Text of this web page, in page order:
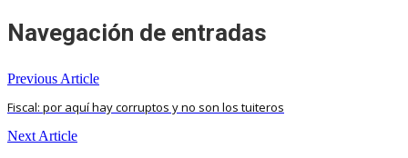
Navegación de entradas
Previous Article
Fiscal: por aquí hay corruptos y no son los tuiteros
Next Article